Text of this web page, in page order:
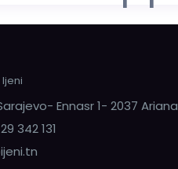
Ennasr 1- 2037 Ariana
342 131